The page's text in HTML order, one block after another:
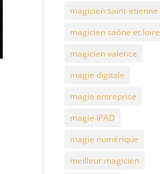
magicien saint-etienne
magicien saône et loire
magicien valence
magie digitale
magie entreprise
magie IPAD
magie numérique
meilleur magicien